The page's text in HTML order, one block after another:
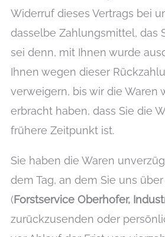
Widerruf dieses Vertrags bei
dasselbe Zahlungsmittel, das
sei denn, mit Ihnen wurde
Ihnen wegen dieser
verweigern, bis wir die Waren
erbracht haben, dass Sie die
frühere Zeitpunkt ist.
Sie haben die Waren
dem Tag, an dem Sie uns
(Forstservice Oberhofer,
zurückzusenden oder